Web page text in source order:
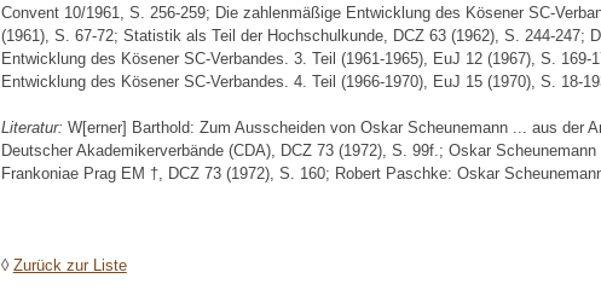
Convent 10/1961, S. 256-259; Die zahlenmäßige Entwicklung des Kösener SC-
(1961), S. 67-72; Statistik als Teil der Hochschulkunde, DCZ 63 (1962), S. 244-247;
Entwicklung des Kösener SC-Verbandes. 3. Teil (1961-1965), EuJ 12 (1967), S. 169-
Entwicklung des Kösener SC-Verbandes. 4. Teil (1966-1970), EuJ 15 (1970), S. 18-
Literatur: W[erner] Barthold: Zum Ausscheiden von Oskar Scheunemann ... aus der
Deutscher Akademikerverbände (CDA), DCZ 73 (1972), S. 99f.; Oskar Scheunemann
Frankoniae Prag EM †, DCZ 73 (1972), S. 160; Robert Paschke: Oskar
◊ Zurück zur Liste